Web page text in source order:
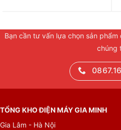
Kiểu dáng độc lập linh hoạt,
Bạn cần tư vấn lựa chọn sản
chúng
TỔNG KHO ĐIỆN MÁY GIA MINH
Gia Lâm - Hà Nội